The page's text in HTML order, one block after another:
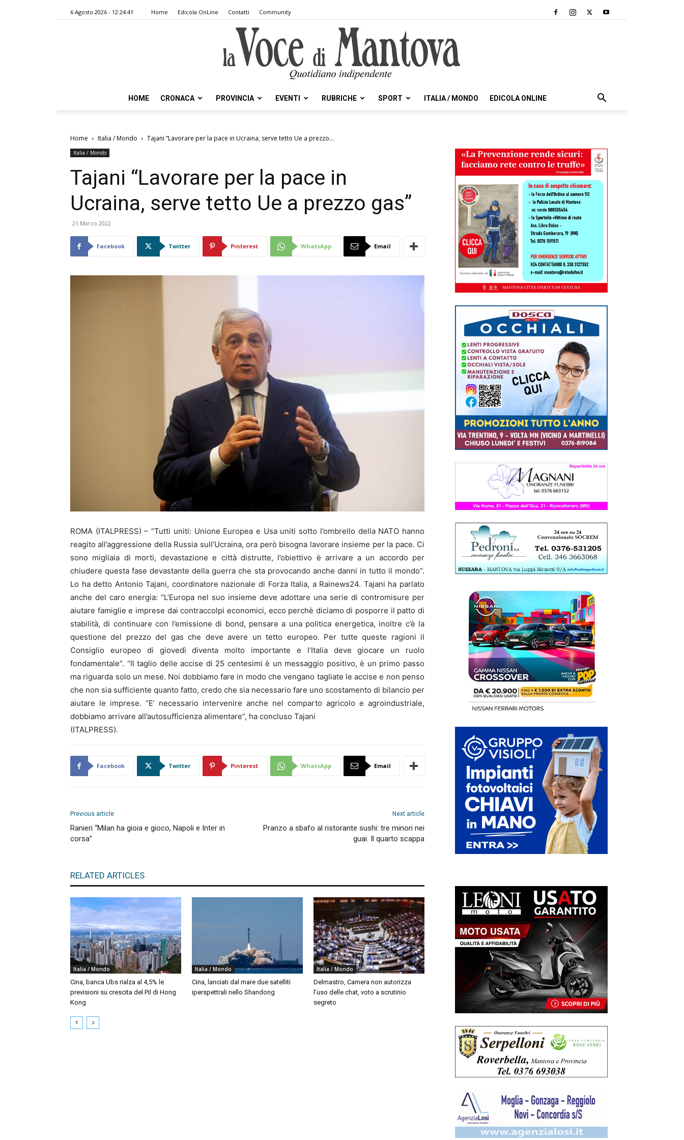
6 Agosto 2026 - 12:24:41 Home Edicola OnLine Contatti Community
HOME CRONACA PROVINCIA EVENTI RUBRICHE SPORT ITALIA / MONDO EDICOLA ONLINE
Home Italia / Mondo Tajani “Lavorare per la pace in Ucraina, serve tetto Ue a prezzo...
Italia / Mondo
Tajani “Lavorare per la pace in
Ucraina, serve tetto Ue a prezzo gas”
21 Marzo 2022
Facebook Twitter Pinterest WhatsApp Email
ROMA (ITALPRESS) – “Tutti uniti: Unione Europea e Usa uniti sotto l’ombrello della NATO hanno
reagito all’aggressione della Russia sull’Ucraina, ora però bisogna lavorare insieme per la pace. Ci
sono migliaia di morti, devastazione e città distrutte, l’obiettivo è arrivare a un accordo per
chiudere questa fase devastante della guerra che sta provocando anche danni in tutto il mondo”.
Lo ha detto Antonio Tajani, coordinatore nazionale di Forza Italia, a Rainews24. Tajani ha parlato
anche del caro energia: “L’Europa nel suo insieme deve adottare una serie di contromisure per
aiutare famiglie e imprese dai contraccolpi economici, ecco perchè diciamo di posporre il patto di
stabilità, di continuare con l’emissione di bond, pensare a una politica energetica, inoltre c’è la
questione del prezzo del gas che deve avere un tetto europeo. Per tutte queste ragioni il
Consiglio europeo di giovedì diventa molto importante e l’Italia deve giocare un ruolo
fondamentale”. “Il taglio delle accise di 25 centesimi è un messaggio positivo, è un primo passo
ma riguarda solo un mese. Noi dobbiamo fare in modo che vengano tagliate le accise e non penso
che non sia sufficiente quanto fatto, credo che sia necessario fare uno scostamento di bilancio per
aiutare le imprese. “E’ necessario intervenire anche nel comparto agricolo e agroindustriale,
dobbiamo arrivare all’autosufficienza alimentare”, ha concluso Tajani
(ITALPRESS).
Facebook Twitter Pinterest WhatsApp Email
Previous article
Ranieri “Milan ha gioia e gioco, Napoli e Inter in
corsa”
Next article
Pranzo a sbafo al ristorante sushi: tre minori nei
guai. Il quarto scappa
RELATED ARTICLES
Italia / Mondo
Cina, banca Ubs rialza al 4,5% le
previsioni su crescita del Pil di Hong
Kong
Italia / Mondo
Cina, lanciati dal mare due satelliti
iperspettrali nello Shandong
Italia / Mondo
Delmastro, Camera non autorizza
l’uso delle chat, voto a scrutinio
segreto